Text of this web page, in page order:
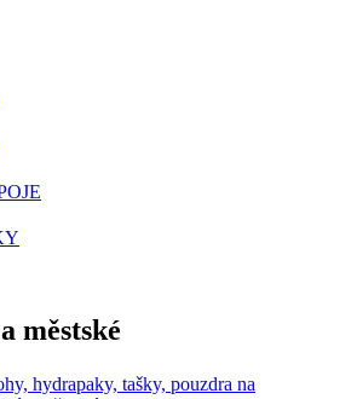
městské
hydrapaky, tašky, pouzdra na